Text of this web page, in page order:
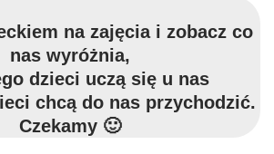
na zajęcia i zobacz co
nas wyróżnia,
dzieci uczą się u nas
chcą do nas przychodzić.
Czekamy 🙂